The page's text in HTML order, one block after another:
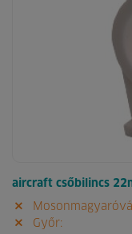
aircraft csőbilincs
Győr: